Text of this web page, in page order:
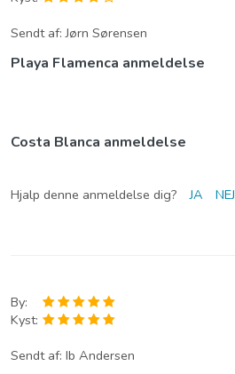
Sendt af:Jørn Sørensen
Playa Flamenca anmeldelse
Costa Blanca anmeldelse
Hjalp denne anmeldelse dig? JA NEJ
By:
Kyst:
Sendt af: Ib Andersen